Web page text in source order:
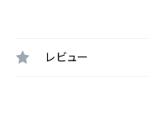
レビュー